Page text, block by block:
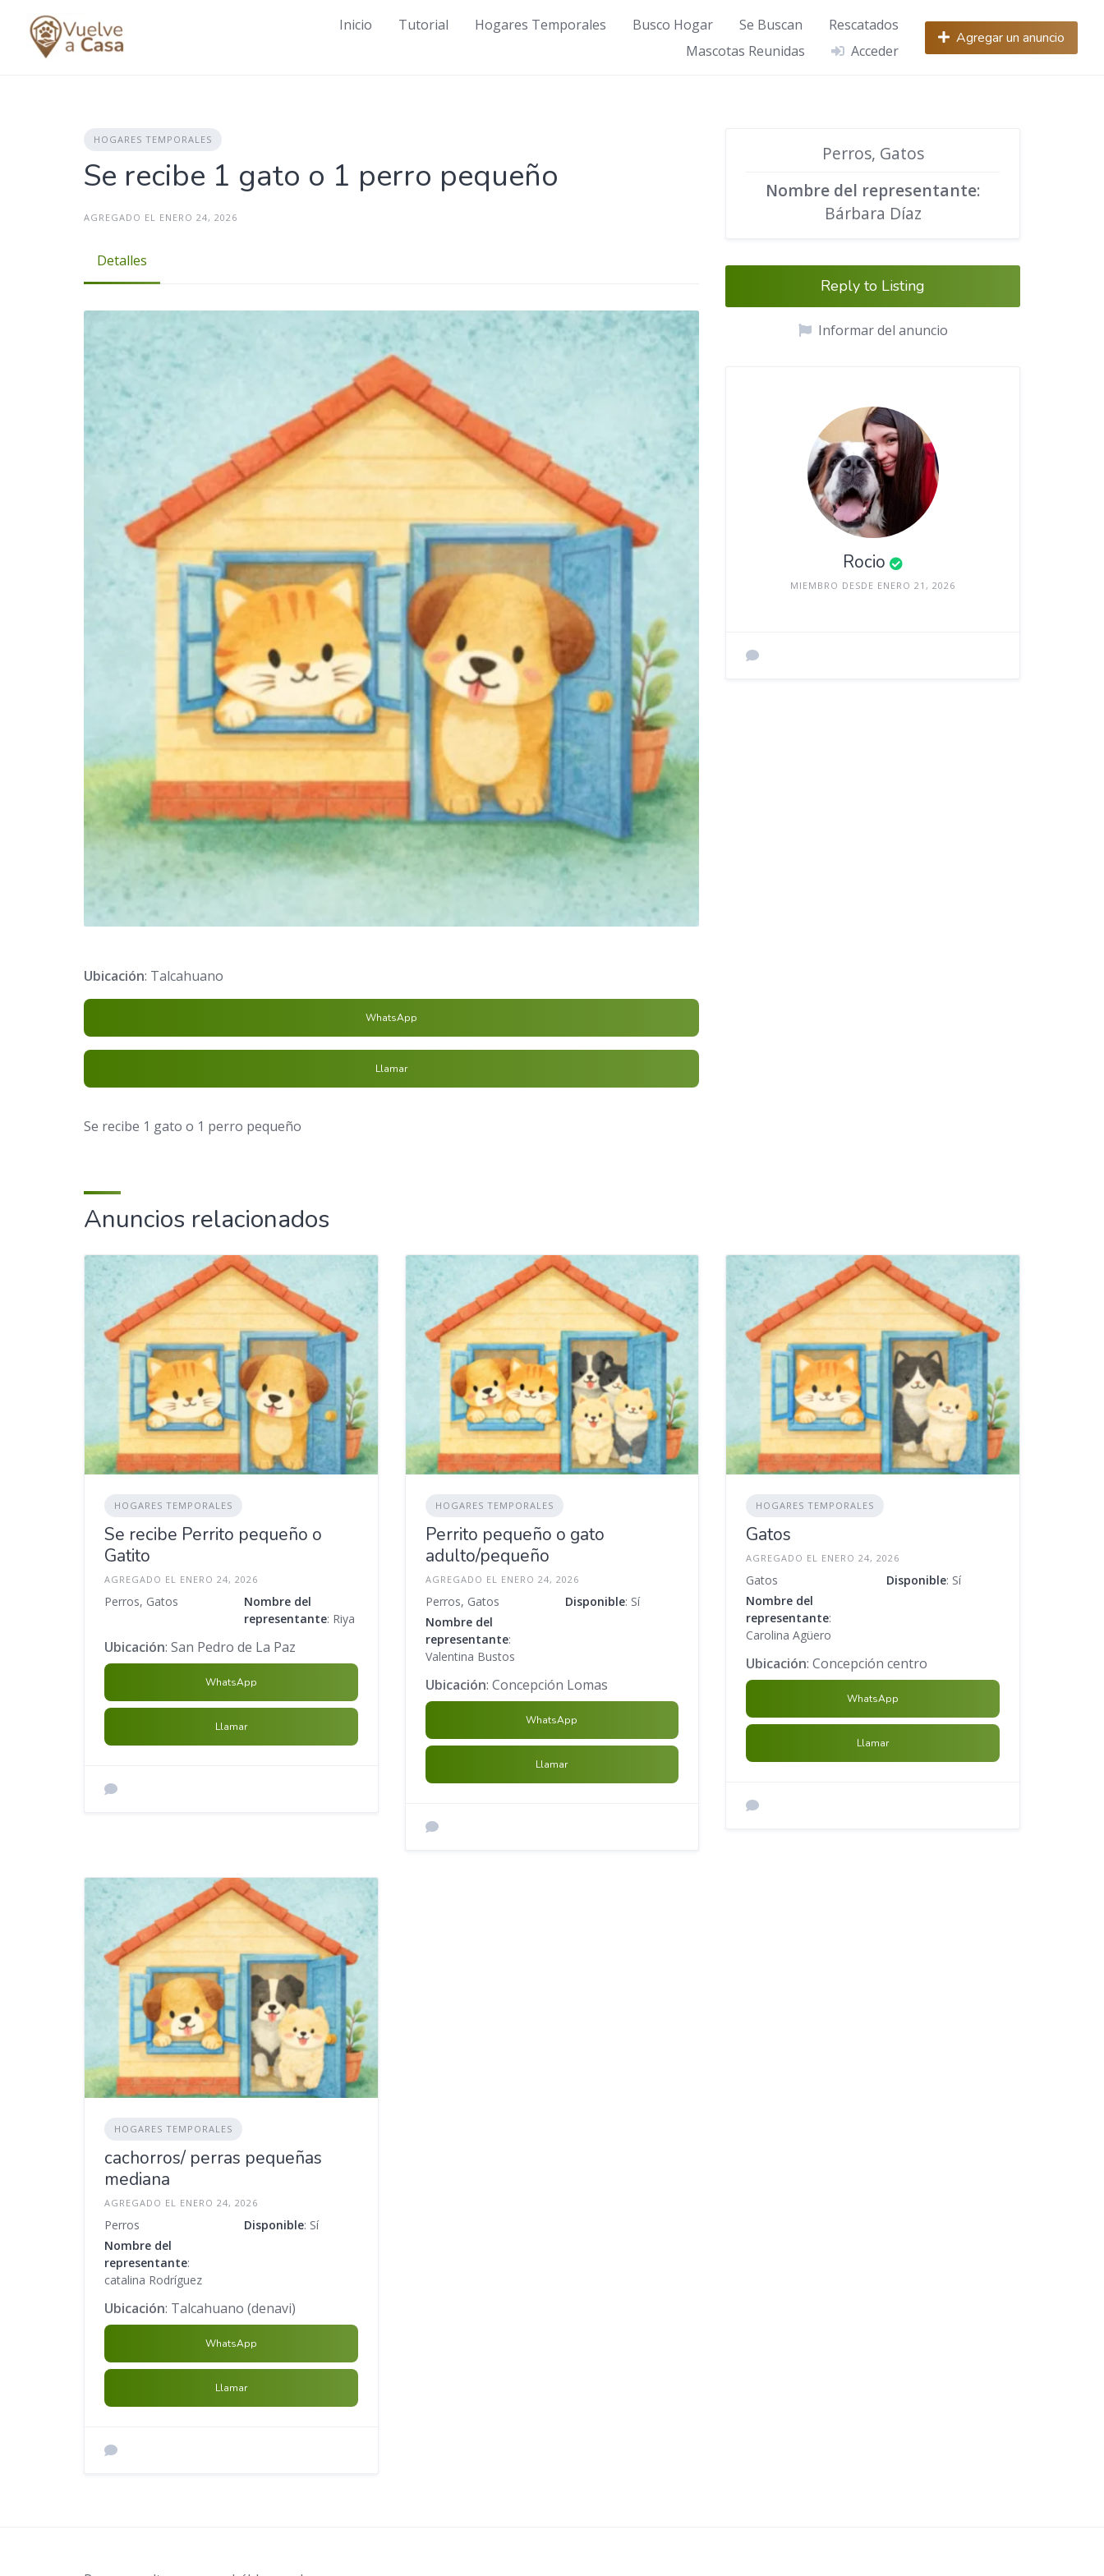
content
Inicio Tutorial Hogares Temporales Busco Hogar Se Buscan
Rescatados
Mascotas Reunidas
Acceder
Agregar un anuncio
HOGARES TEMPORALES
Se recibe 1 gato o 1 perro pequeño
AGREGADO EL ENERO 24, 2026
Detalles
Ubicación: Talcahuano
WhatsApp
Llamar
Se recibe 1 gato o 1 perro pequeño
Perros, Gatos
Nombre del representante:
Bárbara Díaz
Reply to Listing
Informar del anuncio
Rocio
MIEMBRO DESDE ENERO 21, 2026
Anuncios relacionados
HOGARES TEMPORALES
Se recibe Perrito pequeño o
Gatito
AGREGADO EL ENERO 24, 2026
Perros, Gatos
Nombre del
representante: Riya
Ubicación: San Pedro de La Paz
WhatsApp
Llamar
HOGARES TEMPORALES
Perrito pequeño o gato
adulto/pequeño
AGREGADO EL ENERO 24, 2026
Perros, Gatos Disponible: Sí
Nombre del
representante:
Valentina Bustos
Ubicación: Concepción Lomas
WhatsApp
Llamar
HOGARES TEMPORALES
Gatos
AGREGADO EL ENERO 24, 2026
Gatos Disponible: Sí
Nombre del
representante:
Carolina Agüero
Ubicación: Concepción centro
WhatsApp
Llamar
HOGARES TEMPORALES
cachorros/ perras pequeñas
mediana
AGREGADO EL ENERO 24, 2026
Perros Disponible: Sí
Nombre del
representante:
catalina Rodríguez
Ubicación: Talcahuano (denavi)
WhatsApp
Llamar